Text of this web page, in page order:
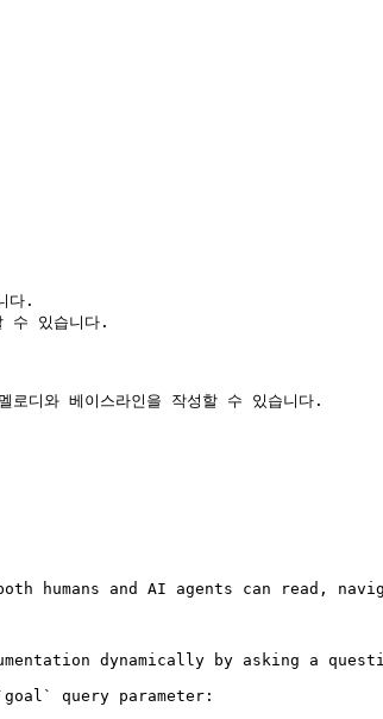
다.
수 있습니다.
디와 베이스라인을 작성할 수 있습니다.
humans and AI agents can read,
dynamically by asking a
query parameter: